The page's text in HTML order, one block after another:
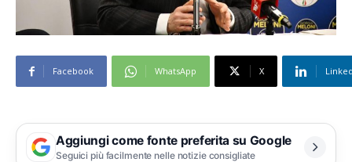
Facebook WhatsApp X
Aggiungi come fonte preferita su Google
Seguici più facilmente nelle notizie consigliate